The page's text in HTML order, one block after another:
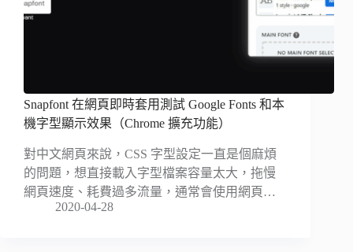
Snapfont 在網頁即時套用測試 Google Fonts 和本
機字型顯示效果（Chrome 擴充功能）
對中文網頁來說，CSS 字型設定一直是個麻煩
的問題，想直接載入字型檔案容量太大，拖慢
網頁速度、耗費過多流量，通常會使用網頁…
2020-04-28